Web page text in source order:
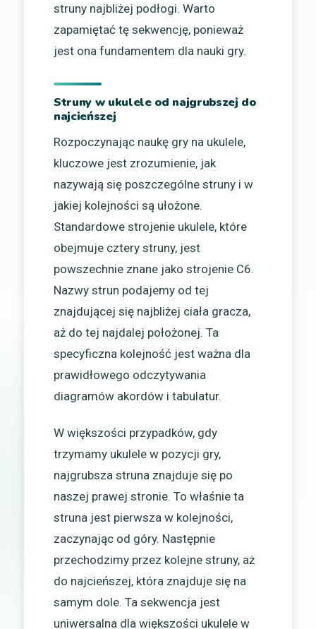
struny najbliżej podłogi. Warto
zapamiętać tę sekwencję, ponieważ
jest ona fundamentem dla nauki gry.
Struny w ukulele od najgrubszej do
najcieńszej
Rozpoczynając naukę gry na ukulele,
kluczowe jest zrozumienie, jak
nazywają się poszczególne struny i w
jakiej kolejności są ułożone.
Standardowe strojenie ukulele, które
obejmuje cztery struny, jest
powszechnie znane jako strojenie C6.
Nazwy strun podajemy od tej
znajdującej się najbliżej ciała gracza,
aż do tej najdalej położonej. Ta
specyficzna kolejność jest ważna dla
prawidłowego odczytywania
diagramów akordów i tabulatur.
W większości przypadków, gdy
trzymamy ukulele w pozycji gry,
najgrubsza struna znajduje się po
naszej prawej stronie. To właśnie ta
struna jest pierwsza w kolejności,
zaczynając od góry. Następnie
przechodzimy przez kolejne struny, aż
do najcieńszej, która znajduje się na
samym dole. Ta sekwencja jest
uniwersalna dla większości ukulele w